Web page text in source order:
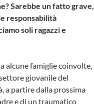
Sarebbe un fatto grave,
responsabilità
soli ragazzi e
alcune famiglie coinvolte,
giovanile del
a partire dalla prossima
e di un traumatico